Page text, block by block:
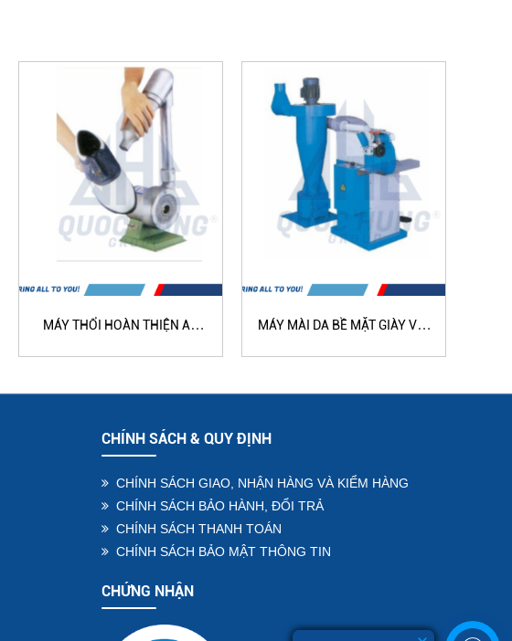
MÁY THỔI HOÀN THIỆN AN
MÁY MÀI DA BỀ MẶT GIÀY VỚI
CHÍNH SÁCH & QUY ĐỊNH
CHÍNH SÁCH GIAO, NHẬN HÀNG VÀ KIỂM HÀNG
CHÍNH SÁCH BẢO HÀNH, ĐỔI TRẢ
CHÍNH SÁCH THANH TOÁN
CHÍNH SÁCH BẢO MẬT THÔNG TIN
CHỨNG NHẬN